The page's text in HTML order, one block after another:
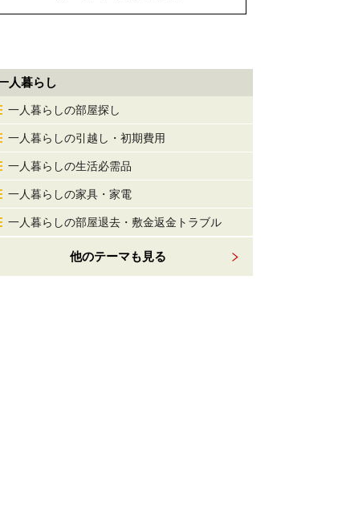
人暮らし
一人暮らしの部屋探し
一人暮らしの引越し・初期費用
一人暮らしの生活必需品
一人暮らしの家具・家電
一人暮らしの部屋退去・敷金返金トラブル
他のテーマも見る